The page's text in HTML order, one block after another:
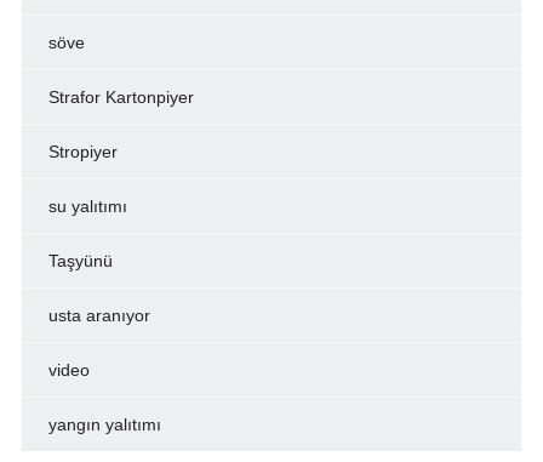
söve
Strafor Kartonpiyer
Stropiyer
su yalıtımı
Taşyünü
usta aranıyor
video
yangın yalıtımı